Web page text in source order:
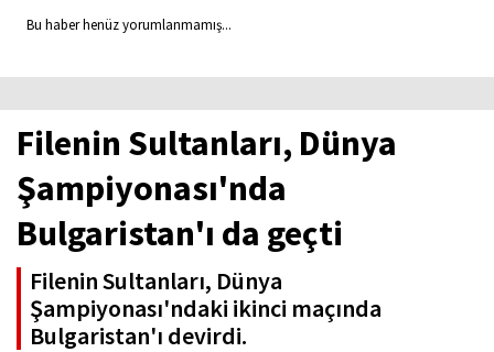
Bu haber henüz yorumlanmamış...
Filenin Sultanları, Dünya
Şampiyonası'nda
Bulgaristan'ı da geçti
Filenin Sultanları, Dünya
Şampiyonası'ndaki ikinci maçında
Bulgaristan'ı devirdi.